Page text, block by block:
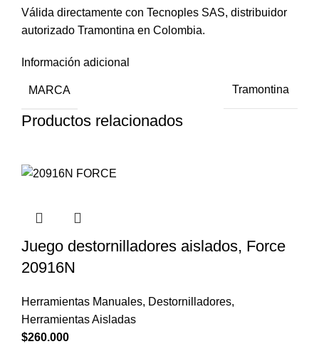
Válida directamente con Tecnoples SAS, distribuidor
autorizado Tramontina en Colombia.
Información adicional
MARCA Tramontina
Productos relacionados
Juego destornilladores aislados, Force
20916N
Herramientas Manuales, Destornilladores,
Herramientas Aisladas
$260.000